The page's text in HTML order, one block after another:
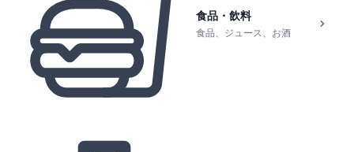
食品・飲料
食品、ジュース、お酒